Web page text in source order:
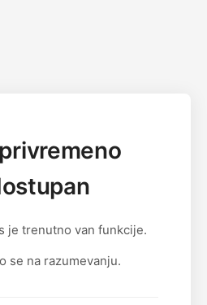
je trenutno van funkcije.
se na razumevanju.